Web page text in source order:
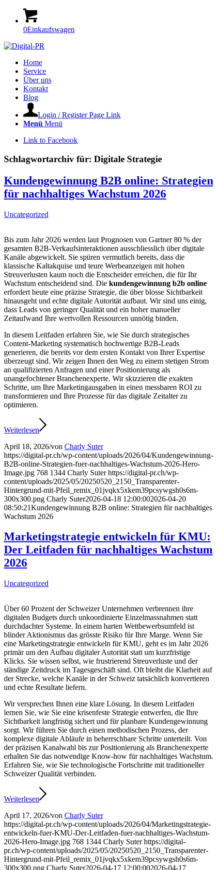
0Einkaufswagen
Home
Service
Über uns
Kontakt
Blog
Login / Register Page Link
Menü Menü
Link to Facebook
Schlagwortarchiv für: Digitale Strategie
Kundengewinnung B2B online: Strategien
für nachhaltiges Wachstum 2026
Uncategorized
Bis zum Jahr 2026 werden laut Prognosen von Gartner 80 % der
gesamten B2B-Verkaufsinteraktionen ausschliesslich über digitale
Kanäle abgewickelt. Sie spüren vermutlich bereits, dass die
klassische Kaltakquise und teure Werbeanzeigen mit hohen
Streuverlusten kaum noch die Entscheider erreichen, die für Ihr
Wachstum entscheidend sind. Die kundengewinnung b2b online
erfordert heute eine präzise Strategie, die über blosse Sichtbarkeit
hinausgeht und echte digitale Autorität aufbaut. Wir sind uns einig,
dass Leads von geringer Qualität und ein hoher manueller
Zeitaufwand Ihre wertvollen Ressourcen unnötig binden.
In diesem Leitfaden erfahren Sie, wie Sie durch strategisches
Content-Marketing systematisch hochwertige B2B-Leads
generieren, die bereits vor dem ersten Kontakt von Ihrer Expertise
überzeugt sind. Wir zeigen Ihnen den Weg zu einem stetigen Strom
an qualifizierten Anfragen und einer Positionierung als
unangefochtener Branchenexperte. Wir skizzieren die exakten
Schritte, um Ihre Marketingausgaben in einen messbaren ROI zu
transformieren und Ihre Prozesse für das digitale Zeitalter zu
optimieren.
Weiterlesen
April 18, 2026/von Charly Suter
https://digital-pr.ch/wp-content/uploads/2026/04/Kundengewinnung-
B2B-online-Strategien-fuer-nachhaltiges-Wachstum-2026-Hero-
Image.jpg 768 1344 Charly Suter https://digital-pr.ch/wp-
content/uploads/2025/05/20250520_2150_Transparenter-
Hintergrund-mit-Pfeil_remix_01jvqkx5xkem39pcsywgsh0s6m-
300x300.png Charly Suter2026-04-18 12:00:002026-04-20
08:50:21Kundengewinnung B2B online: Strategien für nachhaltiges
Wachstum 2026
Marketingstrategie entwickeln für KMU:
Der Leitfaden für nachhaltiges Wachstum
2026
Uncategorized
Über 60 Prozent der Schweizer Unternehmen verbrennen ihre
digitalen Budgets durch unkoordinierte Einzelmassnahmen statt
durchdachter Systeme. In einem harten Wettbewerbsumfeld ist
blinder Aktionismus das grösste Risiko für Ihre Marge. Wenn Sie
eine Marketingstrategie entwickeln für KMU, geht es im Jahr 2026
primär um den Aufbau digitaler Autorität statt um kurzfristige
Klicks. Sie wissen selbst, wie frustrierend Streuverluste und der
ständige Zeitdruck im Tagesgeschäft sind. Oft bleibt die Klarheit auf
der Strecke, welche Kanäle in der Schweiz tatsächlich konvertieren
und echte Resultate liefern.
Wir versprechen Ihnen eine klare Lösung. In diesem Leitfaden
lernen Sie, wie Sie eine krisenfeste Strategie entwerfen, die Ihre
Sichtbarkeit langfristig sichert und für planbare Kundengewinnung
sorgt. Wir führen Sie durch einen methodischen Prozess, der
komplexe digitale Abläufe in beherrschbare Schritte unterteilt. Von
der präzisen Kanalwahl bis zur Positionierung als Branchenexperte
erhalten Sie das notwendige Know-how für nachhaltiges Wachstum.
Erfahren Sie, wie Sie technologische Fortschritte mit traditioneller
Schweizer Qualität verbinden.
Weiterlesen
April 17, 2026/von Charly Suter
https://digital-pr.ch/wp-content/uploads/2026/04/Marketingstrategie-
entwickeln-fuer-KMU-Der-Leitfaden-fuer-nachhaltiges-Wachstum-
2026-Hero-Image.jpg 768 1344 Charly Suter https://digital-
pr.ch/wp-content/uploads/2025/05/20250520_2150_Transparenter-
Hintergrund-mit-Pfeil_remix_01jvqkx5xkem39pcsywgsh0s6m-
300x300.png Charly Suter2026-04-17 12:00:002026-04-17